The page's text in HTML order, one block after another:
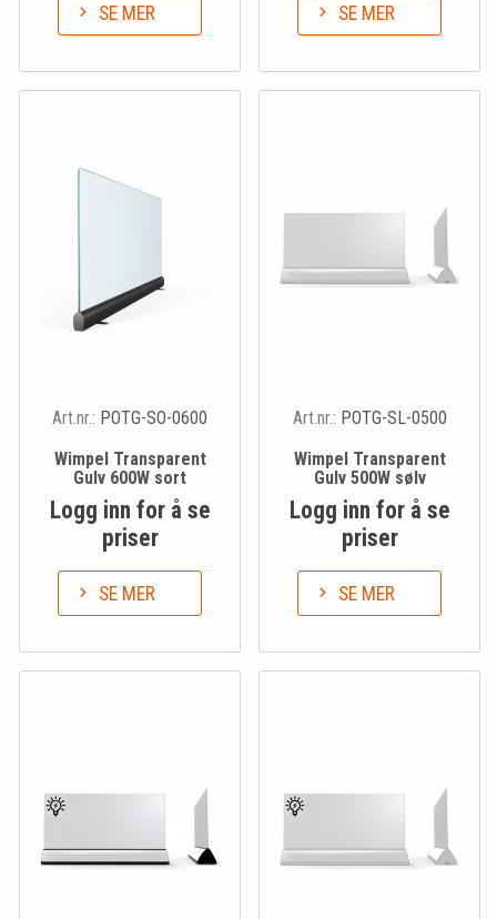
SE MER SE MER
Art.nr.: POTG-SO-0600
Wimpel Transparent
Gulv 600W sort
Logg inn for å se
priser
SE MER
Art.nr.: POTG-SL-0500
Wimpel Transparent
Gulv 500W sølv
Logg inn for å se
priser
SE MER